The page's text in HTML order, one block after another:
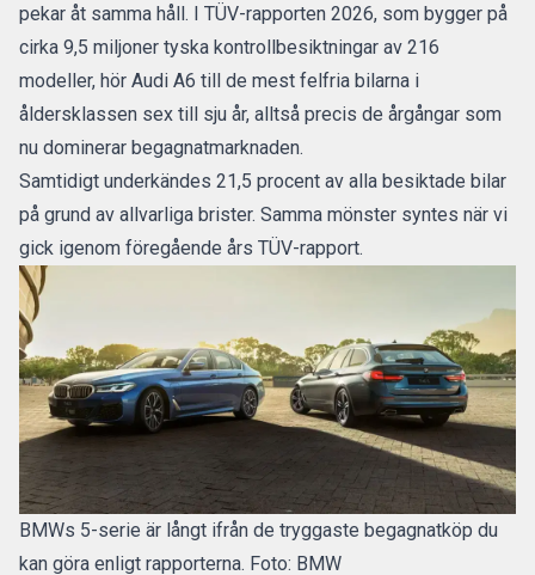
pekar åt samma håll. I TÜV-rapporten 2026, som bygger på
cirka 9,5 miljoner tyska kontrollbesiktningar av 216
modeller, hör Audi A6 till de mest felfria bilarna i
åldersklassen sex till sju år, alltså precis de årgångar som
nu dominerar begagnatmarknaden.
Samtidigt underkändes 21,5 procent av alla besiktade bilar
på grund av allvarliga brister. Samma mönster syntes när vi
gick igenom föregående års TÜV-rapport.
BMWs 5-serie är långt ifrån de tryggaste begagnatköp du
kan göra enligt rapporterna. Foto: BMW